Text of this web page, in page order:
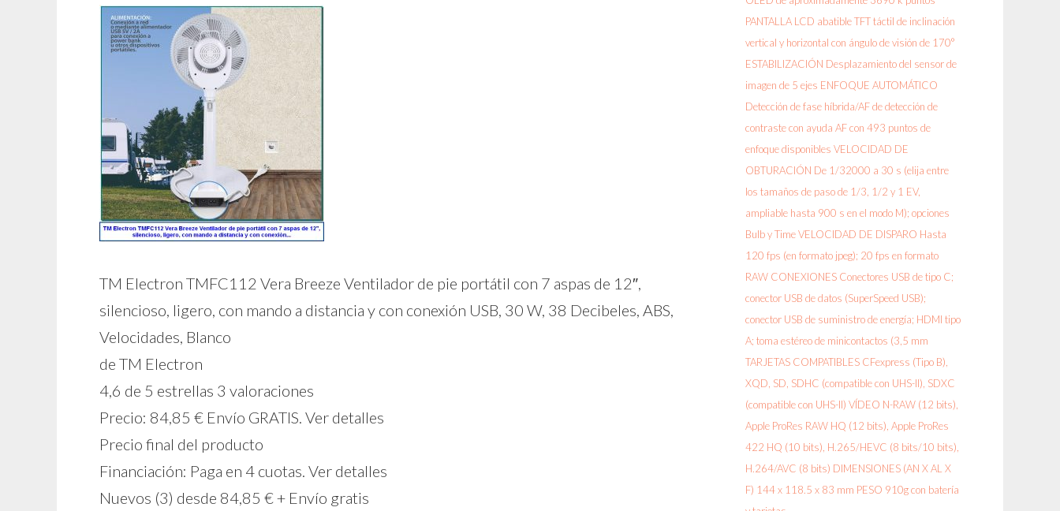
TM Electron TMFC112 Vera Breeze Ventilador de pie portátil con 7 aspas de 12″,
silencioso, ligero, con mando a distancia y con conexión USB, 30 W, 38 Decibeles, ABS,
Velocidades, Blanco
de TM Electron
4,6 de 5 estrellas 3 valoraciones
Precio: 84,85 € Envío GRATIS. Ver detalles
Precio final del producto
Financiación: Paga en 4 cuotas. Ver detalles
Nuevos (3) desde 84,85 € + Envío gratis